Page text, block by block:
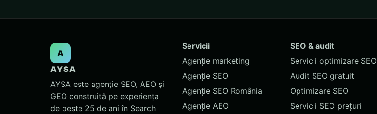
A
AYSA
AYSA este agenție SEO, AEO și
GEO construită pe experiența
de peste 25 de ani în Search
Servicii
Agenție marketing
Agenție SEO
Agenție SEO România
Agenție AEO
SEO & audit
Servicii optimizare SEO
Audit SEO gratuit
Optimizare SEO
Servicii SEO prețuri